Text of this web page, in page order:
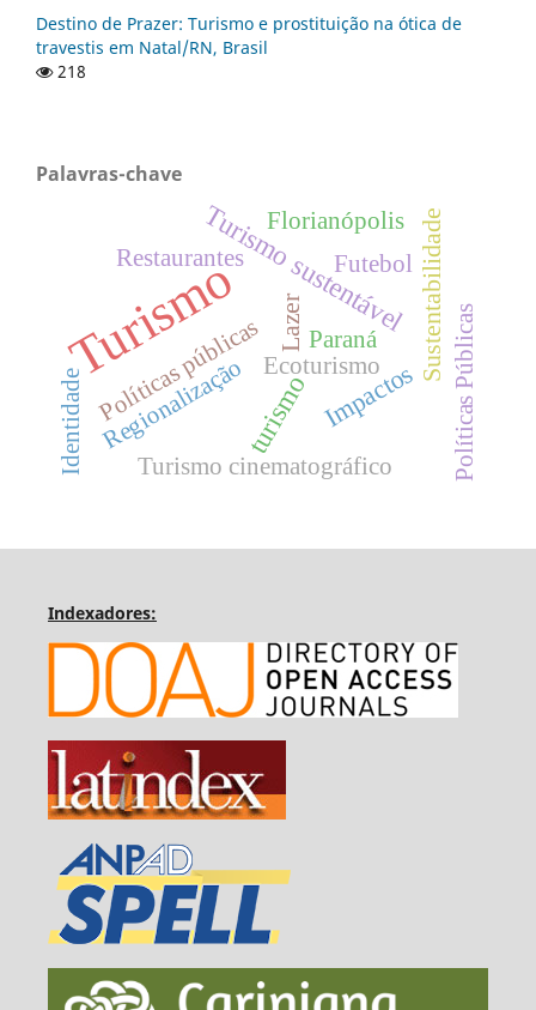
Destino de Prazer: Turismo e prostituição na ótica de
travestis em Natal/RN, Brasil
218
Palavras-chave
TurismoTurismo sustentável
turismo Impactos
Lazer Sustentabilidade
Ecoturismo
Florianópolis
Turismo cinematográfico
Políticas públicas
Regionalização
Restaurantes
Paraná Políticas Públicas
Identidade
Futebol
Indexadores: